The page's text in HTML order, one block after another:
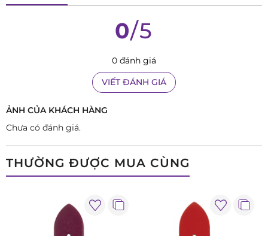
0/5
0 đánh giá
VIẾT ĐÁNH GIÁ
ẢNH CỦA KHÁCH HÀNG
Chưa có đánh giá.
THƯỜNG ĐƯỢC MUA CÙNG